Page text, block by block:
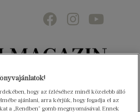
az olvasókig
hogy az ízléséhez minél közelebb álló
ajánlani, arra kérjük, hogy fogadja el az
a „Rendben” gomb megnyomásával. Ennek